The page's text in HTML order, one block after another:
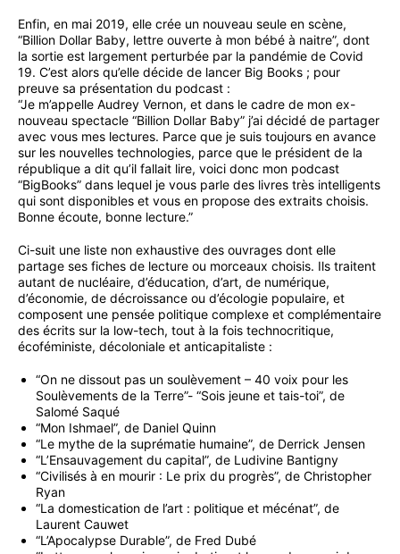
Enfin, en mai 2019, elle crée un nouveau seule en scène,
“Billion Dollar Baby, lettre ouverte à mon bébé à naitre”, dont
la sortie est largement perturbée par la pandémie de Covid
19. C’est alors qu’elle décide de lancer Big Books ; pour
preuve sa présentation du podcast :
“Je m’appelle Audrey Vernon, et dans le cadre de mon ex-
nouveau spectacle “Billion Dollar Baby” j’ai décidé de partager
avec vous mes lectures. Parce que je suis toujours en avance
sur les nouvelles technologies, parce que le président de la
république a dit qu’il fallait lire, voici donc mon podcast
“BigBooks” dans lequel je vous parle des livres très intelligents
qui sont disponibles et vous en propose des extraits choisis.
Bonne écoute, bonne lecture.”
Ci-suit une liste non exhaustive des ouvrages dont elle
partage ses fiches de lecture ou morceaux choisis. Ils traitent
autant de nucléaire, d’éducation, d’art, de numérique,
d’économie, de décroissance ou d’écologie populaire, et
composent une pensée politique complexe et complémentaire
des écrits sur la low-tech, tout à la fois technocritique,
écoféministe, décoloniale et anticapitaliste :
“On ne dissout pas un soulèvement – 40 voix pour les
Soulèvements de la Terre”- “Sois jeune et tais-toi”, de
Salomé Saqué
“Mon Ishmael”, de Daniel Quinn
“Le mythe de la suprématie humaine”, de Derrick Jensen
“L’Ensauvagement du capital”, de Ludivine Bantigny
“Civilisés à en mourir : Le prix du progrès”, de Christopher
Ryan
“La domestication de l’art : politique et mécénat”, de
Laurent Cauwet
“L’Apocalypse Durable”, de Fred Dubé